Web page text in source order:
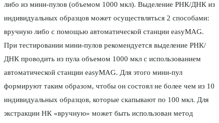
либо из мини-пулов (объемом 1000 мкл). Выделение РНК/ДНК из
индивидуальных образцов может осуществляться 2 способами:
вручную либо с помощью автоматической станции easyMAG.
При тестировании мини-пулов рекомендуется выделение РНК/
ДНК проводить из пула объемом 1000 мкл с использованием
автоматической станции easyMAG. Для этого мини-пул
формируют таким образом, чтобы он состоял не более чем из 10
индивидуальных образцов, которые скапывают по 100 мкл. Для
экстракции НК «вручную» может быть использован метод